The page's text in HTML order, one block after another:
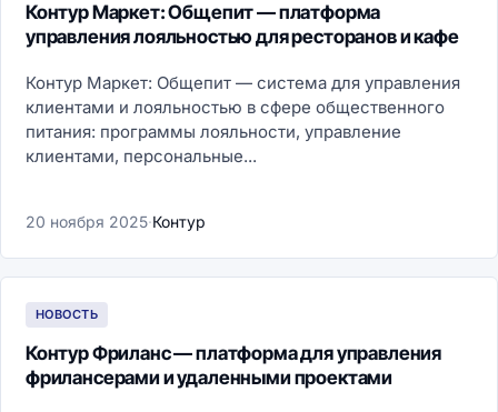
Контур Маркет: Общепит — платформа
управления лояльностью для ресторанов и кафе
Контур Маркет: Общепит — система для управления
клиентами и лояльностью в сфере общественного
питания: программы лояльности, управление
клиентами, персональные...
20 ноября 2025·Контур
НОВОСТЬ
Контур Фриланс — платформа для управления
фрилансерами и удаленными проектами